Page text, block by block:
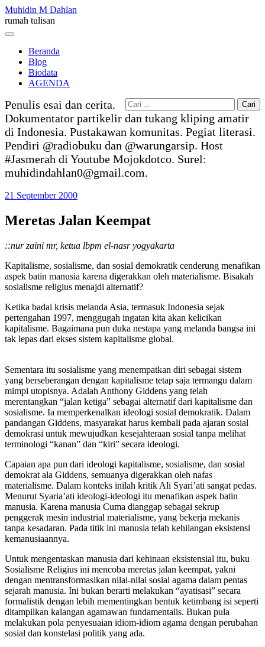
Skip
to
content
Muhidin M Dahlan
rumah tulisan
Menu
Beranda
Blog
Biodata
AGENDA
Cari
untuk:
Penulis esai dan cerita.
Dokumentator partikelir dan tukang kliping amatir
di Indonesia. Pustakawan komunitas. Pegiat literasi.
Pendiri @radiobuku dan @warungarsip. Host
#Jasmerah di Youtube Mojokdotco. Surel:
muhidindahlan0@gmail.com.
21 September 2000
Meretas Jalan Keempat
::nur zaini mr, ketua lbpm el-nasr yogyakarta
Kapitalisme, sosialisme, dan sosial demokratik cenderung menafikan
aspek batin manusia karena digerakkan oleh materialisme. Bisakah
sosialisme religius menajdi alternatif?
Ketika badai krisis melanda Asia, termasuk Indonesia sejak
pertengahan 1997, menggugah ingatan kita akan kelicikan
kapitalisme. Bagaimana pun duka nestapa yang melanda bangsa ini
tak lepas dari ekses sistem kapitalisme global.
Sementara itu sosialisme yang menempatkan diri sebagai sistem
yang berseberangan dengan kapitalisme tetap saja termangu dalam
mimpi utopisnya. Adalah Anthony Giddens yang telah
merentangkan “jalan ketiga” sebagai alternatif dari kapitalisme dan
sosialisme. Ia memperkenalkan ideologi sosial demokratik. Dalam
pandangan Giddens, masyarakat harus kembali pada ajaran sosial
demokrasi untuk mewujudkan kesejahteraan sosial tanpa melihat
terminologi “kanan” dan “kiri” secara ideologi.
Capaian apa pun dari ideologi kapitalisme, sosialisme, dan sosial
demokrat ala Giddens, semuanya digerakkan oleh nafas
materialisme. Dalam konteks inilah kritik Ali Syari’ati sangat pedas.
Menurut Syaria’ati ideologi-ideologi itu menafikan aspek batin
manusia. Karena manusia Cuma dianggap sebagai sekrup
penggerak mesin industrial materialisme, yang bekerja mekanis
tanpa kesadaran. Pada titik ini manusia telah kehilangan eksistensi
kemanusiaannya.
Untuk mengentaskan manusia dari kehinaan eksistensial itu, buku
Sosialisme Religius ini mencoba meretas jalan keempat, yakni
dengan mentransformasikan nilai-nilai sosial agama dalam pentas
sejarah manusia. Ini bukan berarti melakukan “ayatisasi” secara
formalistik dengan lebih mementingkan bentuk ketimbang isi seperti
ditampilkan kalangan agamawan fundamentalis. Bukan pula
melakukan pola penyesuaian idiom-idiom agama dengan perubahan
sosial dan konstelasi politik yang ada.